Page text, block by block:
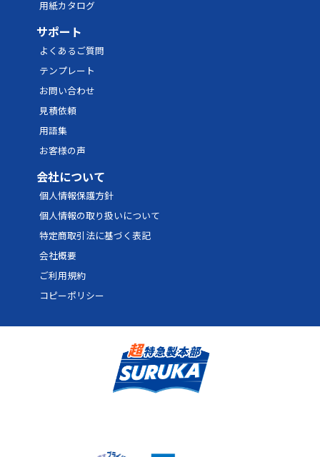
用紙カタログ
サポート
よくあるご質問
テンプレート
お問い合わせ
見積依頼
用語集
お客様の声
会社について
個人情報保護方針
個人情報の取り扱いについて
特定商取引法に基づく表記
会社概要
ご利用規約
コピーポリシー